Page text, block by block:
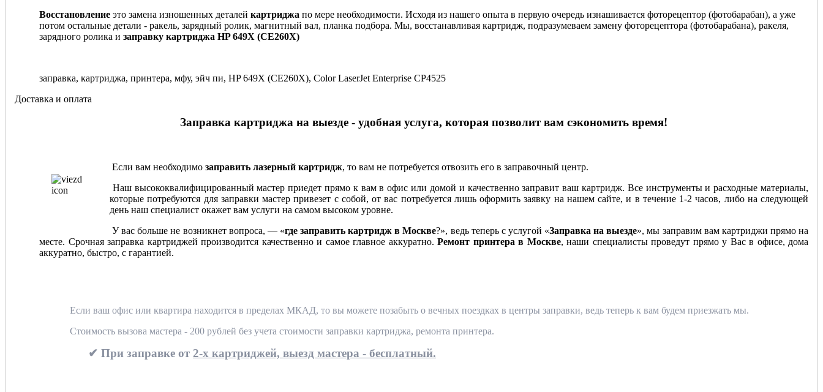
Восстановление это замена изношенных деталей картриджа по мере необходимости. Исходя из нашего опыта в первую очередь изнашивается фоторецептор (фотобарабан), а уже
потом остальные детали - ракель, зарядный ролик, магнитный вал, планка подбора. Мы, восстанавливая картридж, подразумеваем замену фоторецептора (фотобарабана), ракеля,
зарядного ролика и заправку картриджа HP 649X (CE260X)
заправка, картриджа, принтера, мфу, эйч пи, HP 649X (CE260X), Color LaserJet Enterprise CP4525
Доставка и оплата
Заправка картриджа на выезде - удобная услуга, которая позволит вам сэкономить время!
Если вам необходимо заправить лазерный картридж, то вам не потребуется отвозить его в заправочный центр.
Наш высококвалифицированный мастер приедет прямо к вам в офис или домой и качественно заправит ваш картридж. Все инструменты и расходные материалы,
которые потребуются для заправки мастер привезет с собой, от вас потребуется лишь оформить заявку на нашем сайте, и в течение 1-2 часов, либо на следующей
день наш специалист окажет вам услуги на самом высоком уровне.
У вас больше не возникнет вопроса, — «где заправить картридж в Москве?», ведь теперь с услугой «Заправка на выезде», мы заправим вам картриджи прямо на
месте. Срочная заправка картриджей производится качественно и самое главное аккуратно. Ремонт принтера в Москве, наши специалисты проведут прямо у Вас в офисе, дома
аккуратно, быстро, с гарантией.
Если ваш офис или квартира находится в пределах МКАД, то вы можете позабыть о вечных поездках в центры заправки, ведь теперь к вам будем приезжать мы.
Стоимость вызова мастера - 200 рублей без учета стоимости заправки картриджа, ремонта принтера.
✔ При заправке от 2-х картриджей, выезд мастера - бесплатный.